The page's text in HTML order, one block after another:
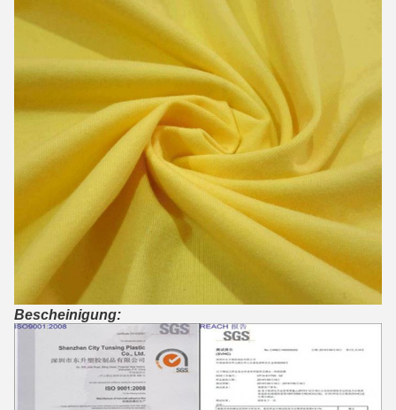
Bescheinigung: